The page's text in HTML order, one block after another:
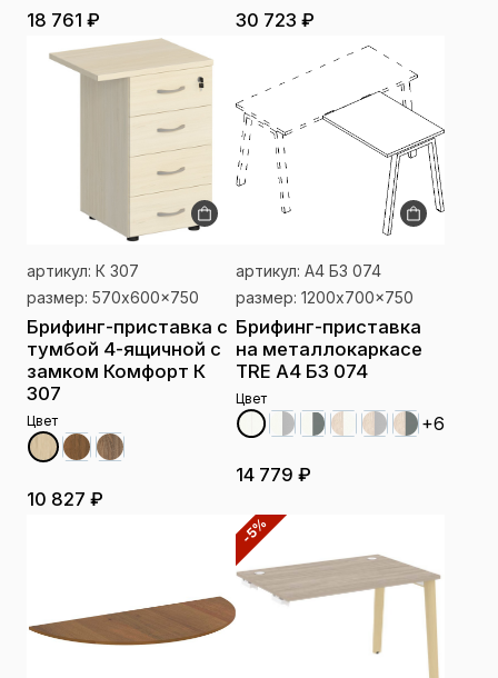
18 761 ₽ 30 723 ₽
артикул: К 307
размер: 570x600x750
Брифинг-приставка с
тумбой 4-ящичной с
замком Комфорт К
307
Цвет
10 827 ₽
артикул: А4 Б3 074
размер: 1200x700x750
Брифинг-приставка
на металлокаркасе
TRE А4 Б3 074
Цвет
+6
14 779 ₽
-5%